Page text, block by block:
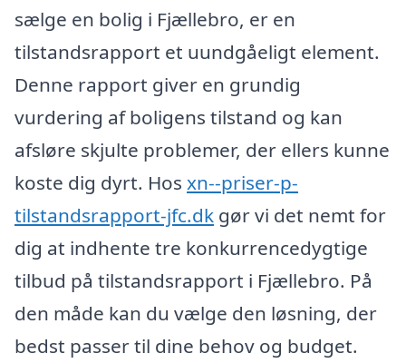
sælge en bolig i Fjællebro, er en
tilstandsrapport et uundgåeligt element.
Denne rapport giver en grundig
vurdering af boligens tilstand og kan
afsløre skjulte problemer, der ellers kunne
koste dig dyrt. Hos xn--priser-p-
tilstandsrapport-jfc.dk gør vi det nemt for
dig at indhente tre konkurrencedygtige
tilbud på tilstandsrapport i Fjællebro. På
den måde kan du vælge den løsning, der
bedst passer til dine behov og budget.